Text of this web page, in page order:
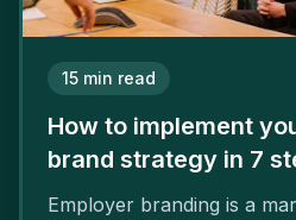
15 min read
How to implement
brand strategy in 7
Employer branding is a